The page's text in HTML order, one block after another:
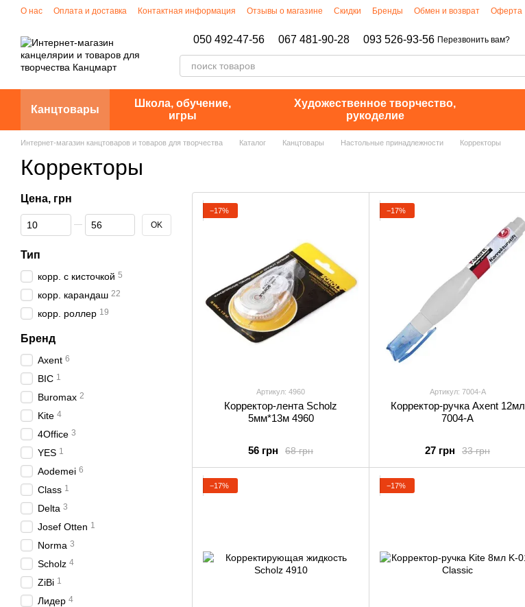
Перейти к основному контенту
О нас Оплата и доставка Контактная информация Отзывы о магазине Скидки Бренды Обмен и возврат
Оферта
050 492-47-56 067 481-90-28 093 526-93-56 Перезвонить вам?
Канцтовары
Школа, обучение,
игры
Художественное творчество,
рукоделие
Интернет-магазин канцтоваров и товаров для творчества Каталог Канцтовары Настольные принадлежности Корректоры
Корректоры
−17%
Артикул: 4960
Корректор-лента Scholz
5мм*13м 4960
68 грн
56 грн
−17%
Артикул: 7004-A
Корректор-ручка Axent 12мл
7004-A
33 грн
27 грн
−17% −17%
Цена, грн
От Цена, грн
До Цена, грн OK
Тип
корр. с кисточкой 5
корр. карандаш 22
корр. роллер 19
Бренд
Axent 6
BIC 1
Buromax 2
Kite 4
4Office 3
YES 1
Aodemei 6
Class 1
Delta 3
Josef Otten 1
Norma 3
Scholz 4
ZiBi 1
Лидер 4